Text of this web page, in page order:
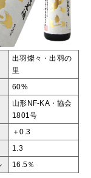
出羽燦々・出羽の
里
60%
山形NF-KA・協会
1801号
＋0.3
1.3
16.5％